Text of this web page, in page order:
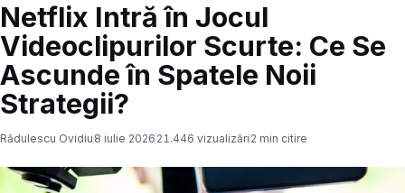
Netflix Intră în Jocul
Videoclipurilor Scurte: Ce Se
Ascunde în Spatele Noii
Strategii?
Rădulescu Ovidiu 8 iulie 2026 21.446 vizualizări 2 min citire